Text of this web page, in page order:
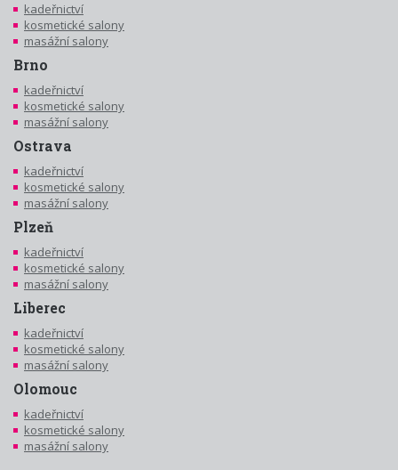
kadeřnictví
kosmetické salony
masážní salony
Brno
kadeřnictví
kosmetické salony
masážní salony
Ostrava
kadeřnictví
kosmetické salony
masážní salony
Plzeň
kadeřnictví
kosmetické salony
masážní salony
Liberec
kadeřnictví
kosmetické salony
masážní salony
Olomouc
kadeřnictví
kosmetické salony
masážní salony